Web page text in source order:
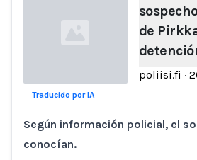
de
poliisi.fi ·
Traducido por IA
Según información policial, el
conocían.